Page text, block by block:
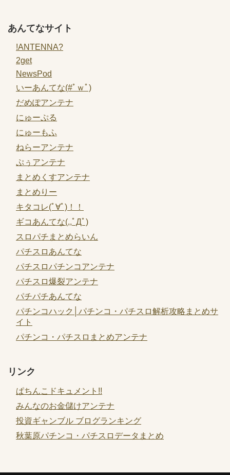
あんてなサイト
!ANTENNA?
2get
NewsPod
いーあんてな(#ﾟｗﾟ)
だめぽアンテナ
にゅーぷる
にゅーもふ
ねらーアンテナ
ぷぅアンテナ
まとめくすアンテナ
まとめりー
キタコレ(ﾟ∀ﾟ)！！
ギコあんてな(,,ﾟДﾟ)
スロパチまとめらいん
パチスロあんてな
パチスロパチンコアンテナ
パチスロ爆裂アンテナ
パチパチあんてな
パチンコハック│パチンコ・パチスロ解析攻略まとめサ
イト
パチンコ・パチスロまとめアンテナ
リンク
ぱちんこドキュメント!!
みんなのお金儲けアンテナ
投資ギャンブル ブログランキング
秋葉原パチンコ・パチスロデータまとめ